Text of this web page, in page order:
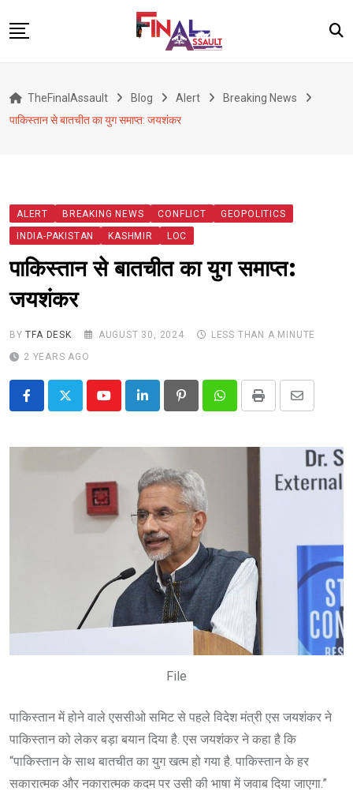
to
War
Alert
About Us
TheFinalAssault Blog Alert
Breaking News
पाकिस्तान से बातचीत का युग समाप्त: जयशंकर
ALERT BREAKING NEWS CONFLICT
GEOPOLITICS
INDIA-PAKISTAN
KASHMIR LOC
पाकिस्तान से बातचीत का युग समाप्त:
जयशंकर
BYTFA DESK AUGUST 30, 2024
LESS THAN A MINUTE
2 YEARS AGO
YoutubeLinkedIn PinterestWhatsappPrint
Share
Email
File
पाकिस्तान में होने वाले एससीओ समिट से पहले विदेश मंत्री एस जयशंकर ने
पाकिस्तान को लेकर बड़ा बयान दिया है. एस जयशंकर ने कहा है कि
“पाकिस्तान के साथ बातचीत का युग खत्म हो गया है. पाकिस्तान के हर
सकारात्मक और नकारात्मक कदम पर उसी की भाषा में जवाब दिया जाएगा.”